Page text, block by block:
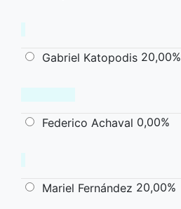
Gabriel Katopodis 20,00%
Federico Achaval 0,00%
Mariel Fernández 20,00%